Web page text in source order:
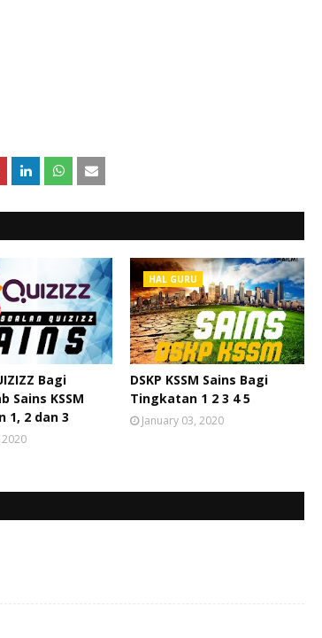
Bagi
Sains KSSM
1, 2 dan 3
HAL GURU
DSKP KSSM Sains Bagi
Tingkatan 1 2 3 4 5
January 03, 2020